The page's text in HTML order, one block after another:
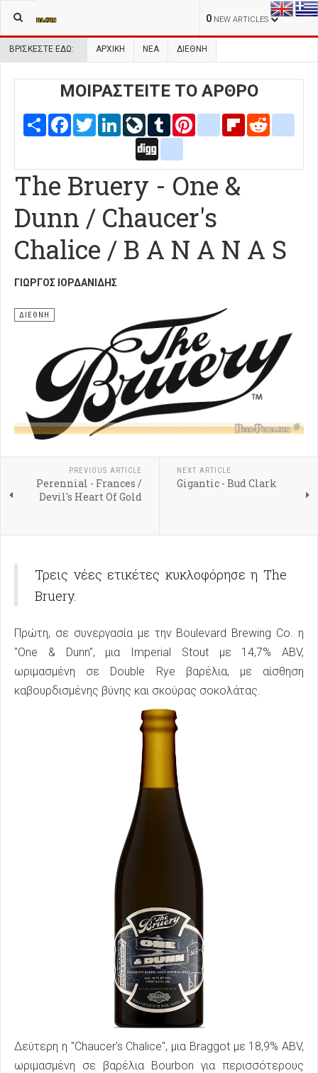
0 NEW ARTICLES
ΒΡΊΣΚΕΣΤΕ ΕΔΏ: ΑΡΧΙΚΉ ΝΕΑ ΔΙΕΘΝΗ
ΜΟΙΡΑΣΤΕΙΤΕ ΤΟ ΑΡΘΡΟ
Share FacebookTwitterLinkedInLiveJournal
Tumblr Pinterestblogger_post
Flipboard
The Bruery - One &
Dunn / Chaucer's
Chalice / B A N A N A S
ΓΙΏΡΓΟΣ ΙΟΡΔΑΝΊΔΗΣ
ΔΙΕΘΝΗ
PREVIOUS ARTICLE
Perennial - Frances /
Devil's Heart Of Gold
NEXT ARTICLE
Gigantic - Bud Clark
Τρεις νέες ετικέτες κυκλοφόρησε η The
Bruery.
Πρώτη, σε συνεργασία με την Boulevard Brewing Co. η
"One & Dunn", μια Imperial Stout με 14,7% ABV,
ωριμασμένη σε Double Rye βαρέλια, με αίσθηση
καβουρδισμένης βύνης και σκούρας σοκολάτας.
Δεύτερη η "Chaucer's Chalice", μια Braggot με 18,9% ABV,
ωριμασμένη σε βαρέλια Bourbon για περισσότερους